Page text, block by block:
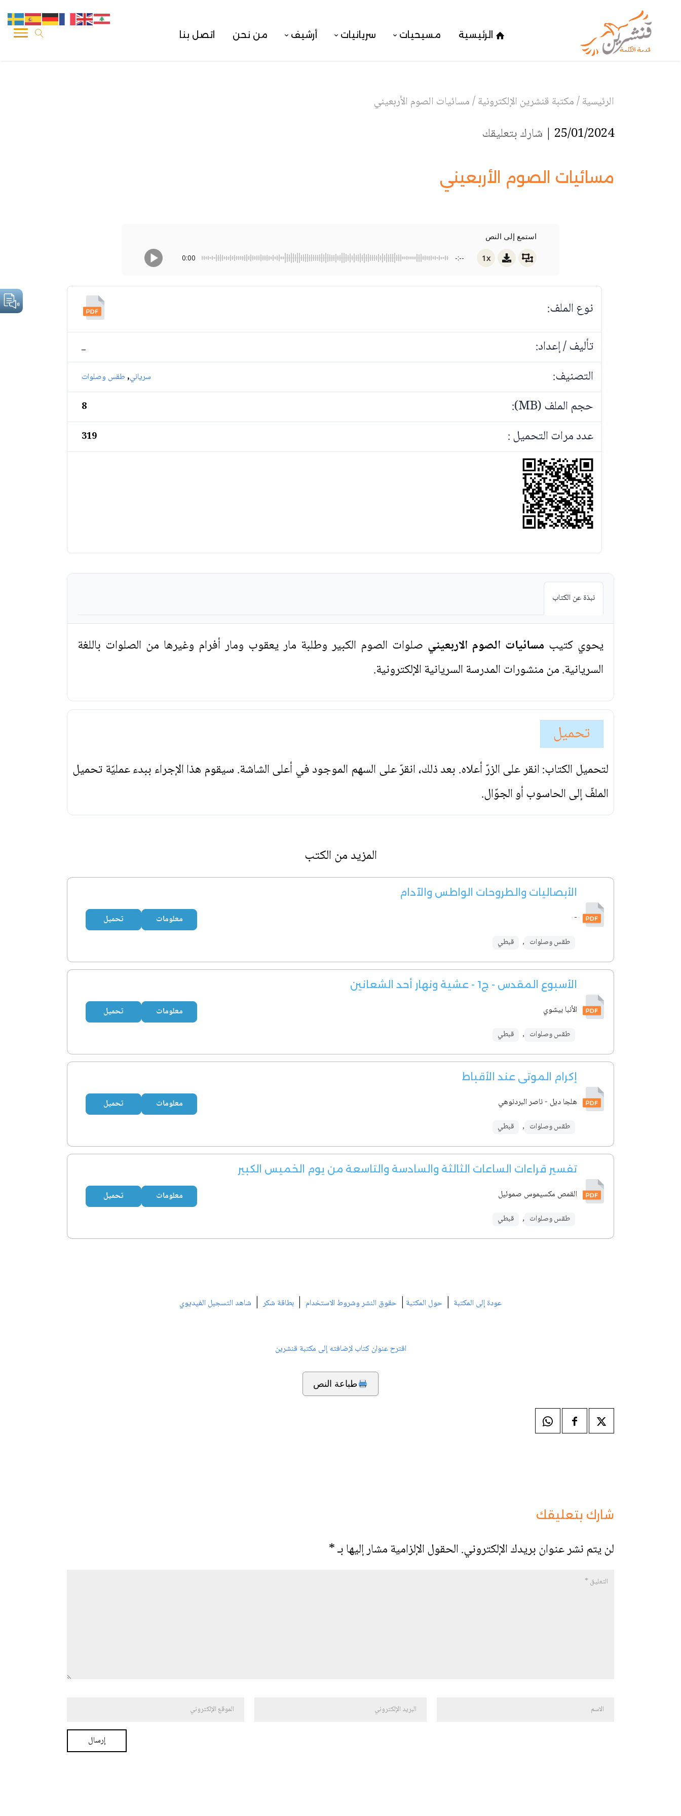
الرئيسية مسيحيات سريانيات أرشيف من نحن اتصل بنا
الرئيسية/مكتبة قنشرين الإلكترونية/مسائيات الصوم الأربعيني
25/01/2024 | شارك بتعليقك
مسائيات الصوم الأربعيني
استمع إلى النص
0:00 -:-- 1x
نوع الملف:
تأليف / إعداد:
_
التصنيف: سرياني,طقس وصلوات
حجم الملف (MB): 8
عدد مرات التحميل : 319
نبذة عن الكتاب
يحوي كتيب مسائيات الصوم الاربعيني صلوات الصوم الكبير وطلبة مار يعقوب ومار أفرام وغيرها من الصلوات باللغة
السريانية. من منشورات المدرسة السريانية الإلكترونية.
تحميل
لتحميل الكتاب: انقر على الزرّ أعلاه. بعد ذلك، انقرّ على السهم الموجود في أعلى الشاشة. سيقوم هذا الإجراء ببدء عمليّة تحميل
الملفّ إلى الحاسوب أو الجوّال.
المزيد من الكتب
الأبصاليات والطروحات الواطس والآدام
-
طقس وصلوات , قبطي
معلومات تحميل
الأسبوع المقدس - ج1 - عشية ونهار أحد الشعانين
الأنبا بيشوي
طقس وصلوات , قبطي
معلومات تحميل
إكرام الموتى عند الأقباط
هلجا ديل - ناصر البردنوهي
طقس وصلوات , قبطي
معلومات تحميل
تفسير قراءات الساعات الثالثة والسادسة والتاسعة من يوم الخميس الكبير
القمص مكسيموس صموئيل
طقس وصلوات , قبطي
معلومات تحميل
عودة إلى المكتبة | حول المكتبة | حقوق النشر وشروط الاستخدام | بطاقة شكر| شاهد التسجيل الفيديوي
اقترح عنوان كتاب لإضافته إلى مكتبة قنشرين
طباعة النص
شارك بتعليقك
لن يتم نشر عنوان بريدك الإلكتروني.الحقول الإلزامية مشار إليها بـ*